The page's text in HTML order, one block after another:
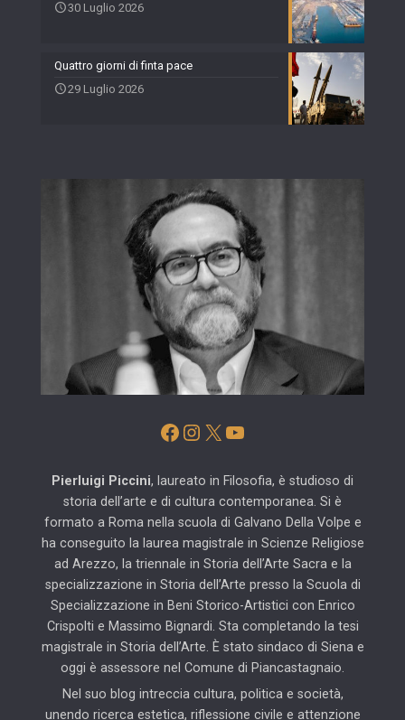
30 Luglio 2026
Quattro giorni di finta pace
29 Luglio 2026
Facebook
Instagram
X YouTube
Pierluigi Piccini, laureato in Filosofia, è studioso di
storia dell’arte e di cultura contemporanea. Si è
formato a Roma nella scuola di Galvano Della Volpe e
ha conseguito la laurea magistrale in Scienze Religiose
ad Arezzo, la triennale in Storia dell’Arte Sacra e la
specializzazione in Storia dell’Arte presso la Scuola di
Specializzazione in Beni Storico-Artistici con Enrico
Crispolti e Massimo Bignardi. Sta completando la tesi
magistrale in Storia dell’Arte. È stato sindaco di Siena e
oggi è assessore nel Comune di Piancastagnaio.
Nel suo blog intreccia cultura, politica e società,
unendo ricerca estetica, riflessione civile e attenzione